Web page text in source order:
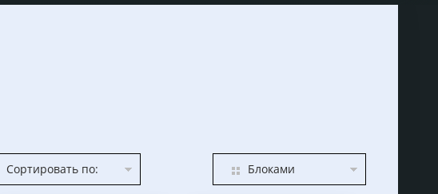
Сортировать по: Блоками